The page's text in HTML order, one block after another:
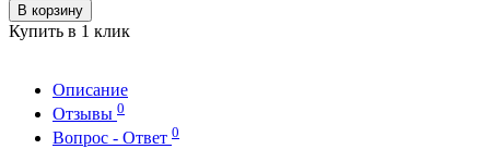
В корзину
Купить в 1 клик
Описание
Отзывы 0
Вопрос - Ответ 0